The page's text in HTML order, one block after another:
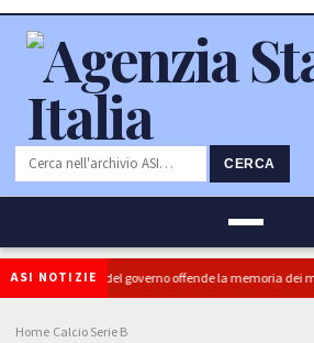
CERCA
ASI NOTIZIE
"L'Ipocrisia del governo offende la memoria dei
Home Calcio Serie B